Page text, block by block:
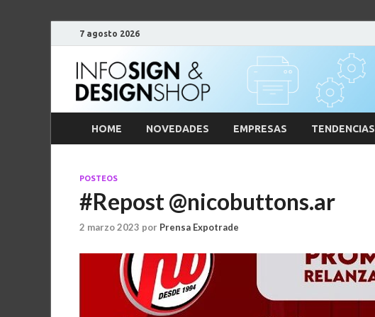
7 agosto 2026
HOME NOVEDADES EMPRESAS TENDENCIAS
POSTEOS
#Repost @nicobuttons.ar
2 marzo 2023 por Prensa Expotrade